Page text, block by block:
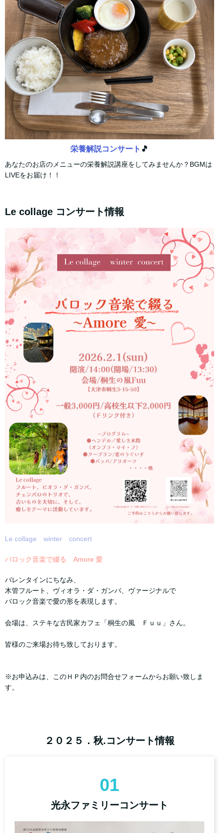
栄養解説コンサート 🎵
あなたのお店のメニューの栄養解説講座をしてみませんか？BGMは
LIVEをお届け！！
Le collage コンサート情報
Le collage winter concert
バロック音楽で綴る Amore 愛
バレンタインにちなみ、
木管フルート、ヴィオラ・ダ・ガンバ、ヴァージナルで
バロック音楽で愛の形を表現します。
会場は、ステキな古民家カフェ「桐生の風 Ｆｕｕ」さん。
皆様のご来場お待ち致しております。
※お申込みは、このＨＰ内のお問合せフォームからお願い致しま
す。
２０２５．秋.コンサート情報
01
光永ファミリーコンサート